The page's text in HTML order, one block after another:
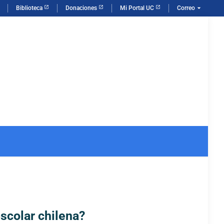
Biblioteca Donaciones Mi Portal UC Correo arrow_drop_down
chilena?